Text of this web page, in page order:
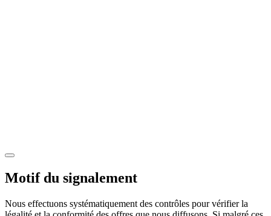
Motif du signalement
Nous effectuons systématiquement des contrôles pour vérifier la